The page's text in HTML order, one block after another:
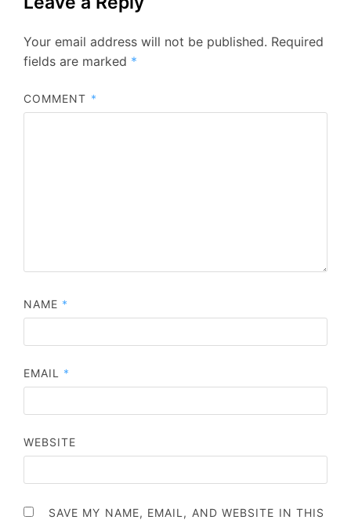
Your email address will not be published. Required
fields are marked *
COMMENT *
NAME *
EMAIL *
WEBSITE
SAVE MY NAME, EMAIL, AND WEBSITE IN THIS